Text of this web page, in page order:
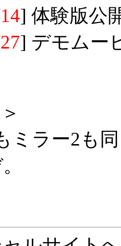
] 体験版公
] デモムー
ミラー2も